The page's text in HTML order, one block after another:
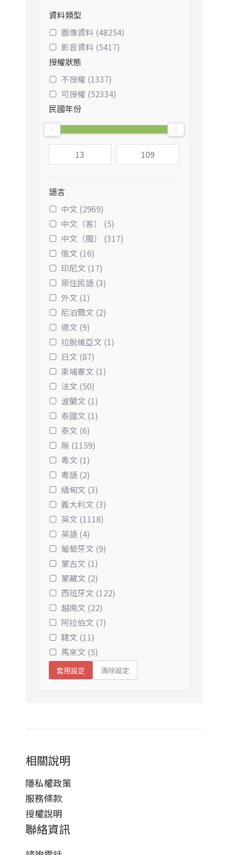
資料類型
圖像資料 (48254)
影音資料 (5417)
授權狀態
不授權 (1337)
可授權 (52334)
民國年份
語言
中文 (2969)
中文（客） (5)
中文（閩） (317)
俄文 (16)
印尼文 (17)
原住民語 (3)
外文 (1)
尼泊爾文 (2)
德文 (9)
拉脫維亞文 (1)
日文 (87)
柬埔寨文 (1)
法文 (50)
波蘭文 (1)
泰國文 (1)
泰文 (6)
無 (1159)
粵文 (1)
粵語 (2)
緬甸文 (3)
義大利文 (3)
英文 (1118)
英語 (4)
葡萄牙文 (9)
蒙古文 (1)
蒙藏文 (2)
西班牙文 (122)
越南文 (22)
阿拉伯文 (7)
韓文 (11)
馬來文 (5)
套用設定 清除設定
相關說明
隱私權政策
服務條款
授權說明
聯絡資訊